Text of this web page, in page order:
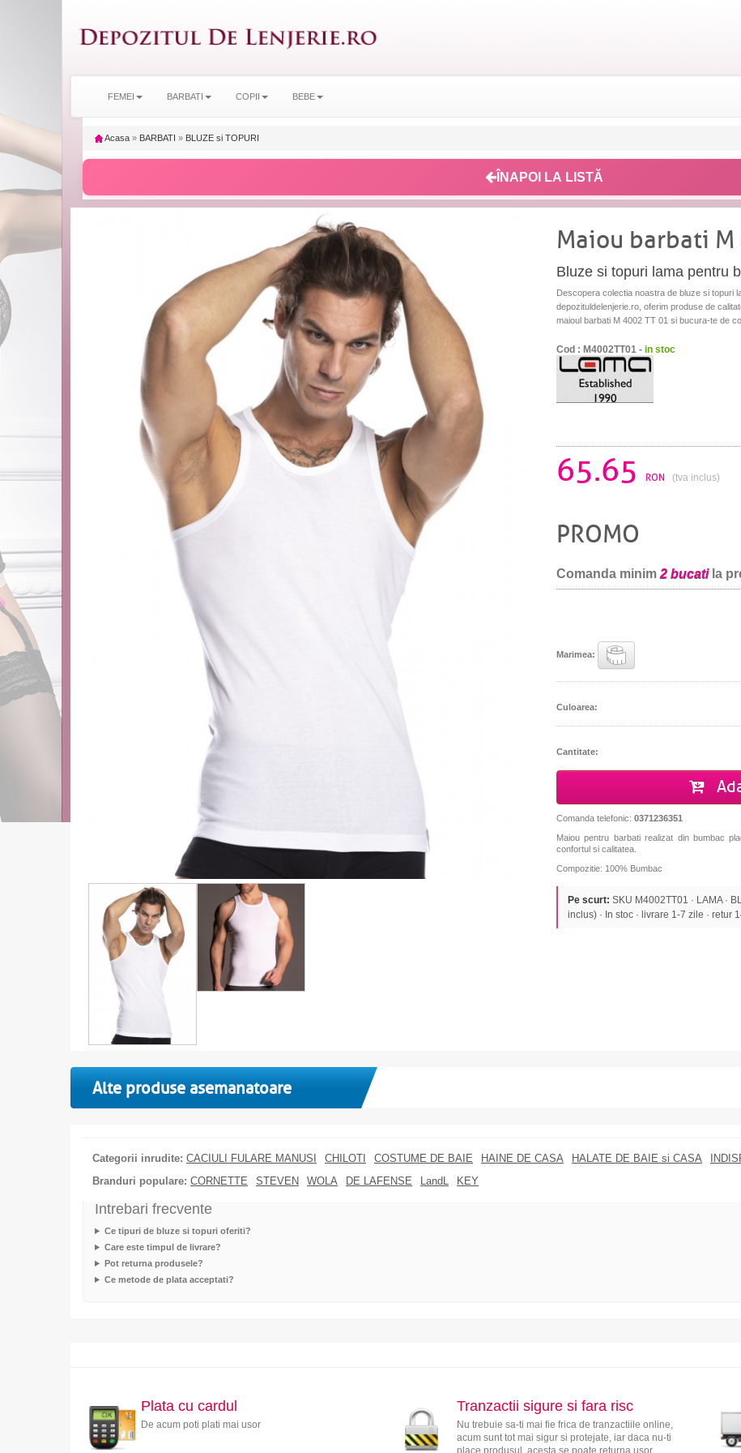
FEMEI BARBATI COPII BEBE
Acasa » BARBATI » BLUZE si TOPURI
ÎNAPOI LA LISTĂ
Maiou barbati M
Bluze si topuri lama pentru
Descopera colectia noastra de bluze si topuri
depozituldelenjerie.ro, oferim produse de
maioul barbati M 4002 TT 01 si bucura-te de
Cod : M4002TT01 - in stoc
65.65 RON (tva inclus)
PROMO
Comanda minim 2 bucatila
Marimea:
Culoarea:
Cantitate:
Comanda telefonic: 0371236351
Maiou pentru barbati realizat din bumbac
confortul si calitatea.
Compozitie: 100% Bumbac
Pe scurt: SKU M4002TT01 · LAMA ·
inclus) · In stoc · livrare 1-7 zile · retur
Alte produse asemanatoare
Categorii inrudite: CACIULI FULARE MANUSI CHILOTI COSTUME DE BAIE HAINE DE CASA HALATE DE BAIE si CASA
Branduri populare: CORNETTE STEVEN WOLA DE LAFENSE LandL KEY
Intrebari frecvente
Ce tipuri de bluze si topuri oferiti?
Care este timpul de livrare?
Pot returna produsele?
Ce metode de plata acceptati?
Plata cu cardul
De acum poti plati mai usor
Tranzactii sigure si fara risc
Nu trebuie sa-ti mai fie frica de tranzactiile online,
acum sunt tot mai sigur si protejate, iar daca nu-ti
place produsul, acesta se poate returna usor.